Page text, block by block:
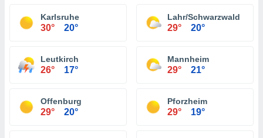
Karlsruhe
30° 20°
Lahr/Schwarzwald
29° 20°
Leutkirch
26° 17°
Mannheim
29° 21°
Offenburg
29° 20°
Pforzheim
29° 19°